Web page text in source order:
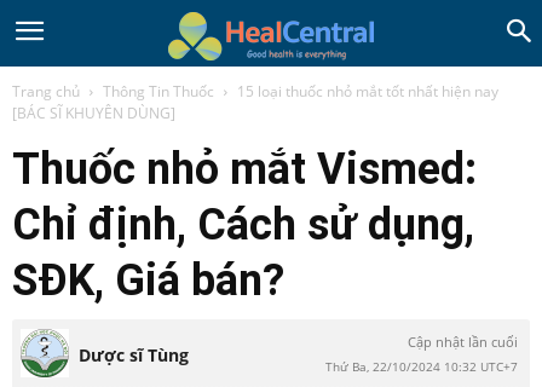
Trang chủ Thông Tin Thuốc
15 loại thuốc nhỏ mắt tốt nhất hiện nay
[BÁC SĨ KHUYÊN DÙNG]
Thuốc nhỏ mắt Vismed:
Chỉ định, Cách sử dụng,
SĐK, Giá bán?
Dược sĩ Tùng
Cập nhật lần cuối
Thứ Ba, 22/10/2024 10:32 UTC+7